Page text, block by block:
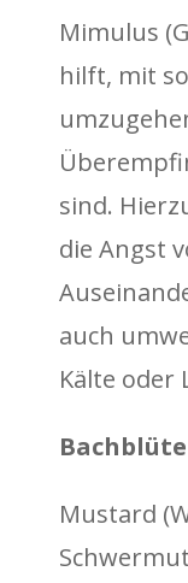
Mimulus
hilft, mit
sind.
die Angst
auch
Kälte oder
Mustard